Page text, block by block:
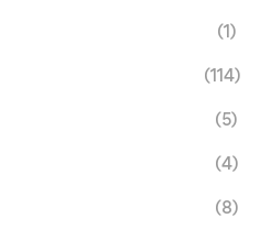
(1)
(114)
(5)
(4)
(8)